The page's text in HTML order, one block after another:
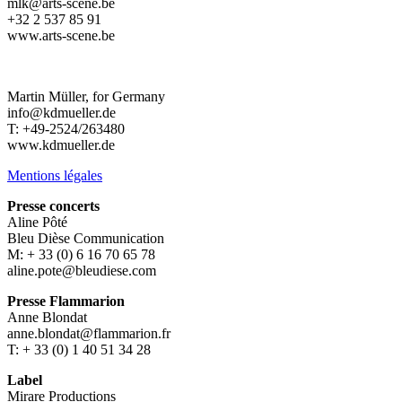
mlk@arts-scene.be
+32 2 537 85 91
www.arts-scene.be
Martin Müller, for Germany
info@kdmueller.de
T: +49-2524/263480
www.kdmueller.de
Mentions légales
Presse concerts
Aline Pôté
Bleu Dièse Communication
M: + 33 (0) 6 16 70 65 78
aline.pote@bleudiese.com
Presse Flammarion
Anne Blondat
anne.blondat@flammarion.fr
T: + 33 (0) 1 40 51 34 28
Label
Mirare Productions